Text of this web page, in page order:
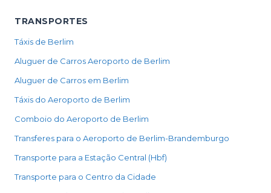
TRANSPORTES
Táxis de Berlim
Aluguer de Carros Aeroporto de Berlim
Aluguer de Carros em Berlim
Táxis do Aeroporto de Berlim
Comboio do Aeroporto de Berlim
Transferes para o Aeroporto de Berlim-Brandemburgo
Transporte para a Estação Central (Hbf)
Transporte para o Centro da Cidade